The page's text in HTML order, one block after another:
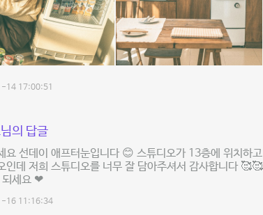
14 17:00:51
의 답글
요 선데이 애프터눈입니다 😊 스튜디오가 13층에 위치하
인데 저희 스튜디오를 너무 잘 담아주셔서 감사합니다
되세요 ❤
16 11:16:34